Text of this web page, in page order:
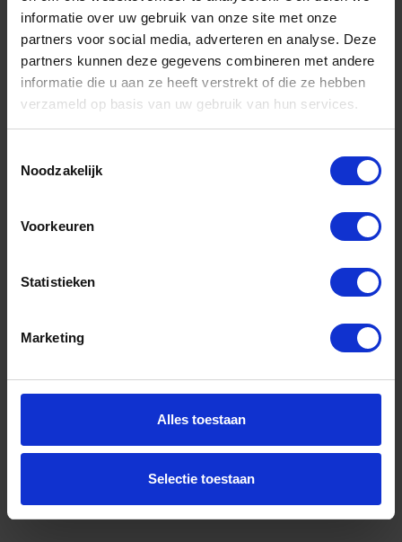
informatie over uw gebruik van onze site met onze
partners voor social media, adverteren en analyse. Deze
partners kunnen deze gegevens combineren met andere
informatie die u aan ze heeft verstrekt of die ze hebben
verzameld op basis van uw gebruik van hun services.
Noodzakelijk
Voorkeuren
Statistieken
Marketing
Alles toestaan
Selectie toestaan
EV 3,8X40MM 1000x
Artikelnummer merk: 1515438
€ 22,07 incl. BTW
Bestel nu!